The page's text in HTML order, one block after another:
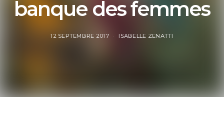
banque des femmes
12 SEPTEMBRE 2017 ISABELLE ZENATTI